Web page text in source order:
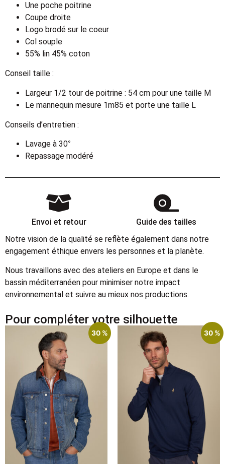
Une poche poitrine
Coupe droite
Logo brodé sur le coeur
Col souple
55% lin 45% coton
Conseil taille :
Largeur 1/2 tour de poitrine : 54 cm pour une taille M
Le mannequin mesure 1m85 et porte une taille L
Conseils d’entretien :
Lavage à 30°
Repassage modéré
Envoi et retour
Guide des tailles
Notre vision de la qualité se reflète également dans notre
engagement éthique envers les personnes et la planète.
Nous travaillons avec des ateliers en Europe et dans le
bassin méditerranéen pour minimiser notre impact
environnemental et suivre au mieux nos productions.
Pour compléter votre silhouette
30 % 30 %